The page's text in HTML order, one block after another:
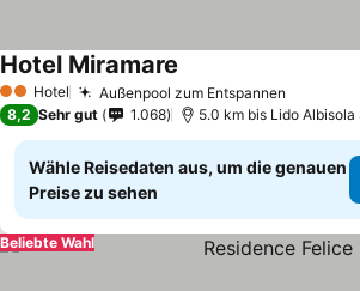
2 Sterne
Hotel Außenpool zum Entspannen
Hotel Miramare
8,2 Sehr gut 1.068 5.0 km bis Lido Albisola
Wähle Reisedaten aus, um die genauen
Preise zu sehen
Beliebte Wahl